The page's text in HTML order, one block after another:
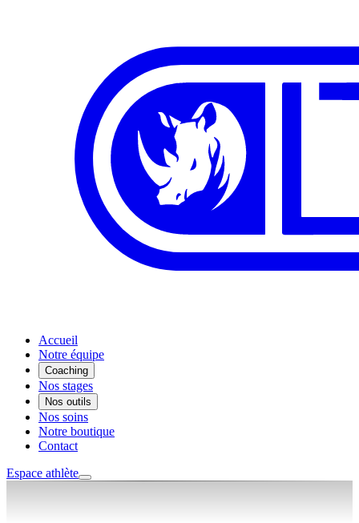
Accueil
Notre équipe
Coaching
Nos stages
Nos outils
Nos soins
Notre boutique
Contact
Espace athlète